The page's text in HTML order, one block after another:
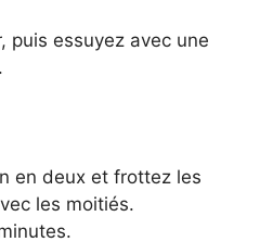
puis essuyez avec une
en deux et frottez les
les moitiés.